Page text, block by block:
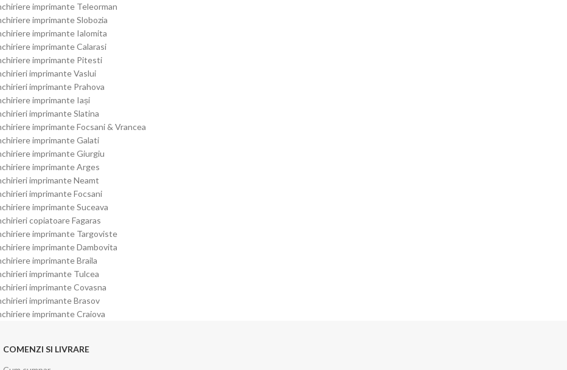
imprimante Teleorman
imprimante Slobozia
imprimante Ialomita
imprimante Calarasi
imprimante Pitesti
imprimante Vaslui
imprimante Prahova
imprimante Iași
imprimante Slatina
imprimante Focsani & Vrancea
imprimante Galati
imprimante Giurgiu
imprimante Arges
imprimante Neamt
imprimante Focsani
imprimante Suceava
copiatoare Fagaras
imprimante Targoviste
imprimante Dambovita
imprimante Braila
imprimante Tulcea
imprimante Covasna
imprimante Brasov
imprimante Craiova
COMENZI SI LIVRARE